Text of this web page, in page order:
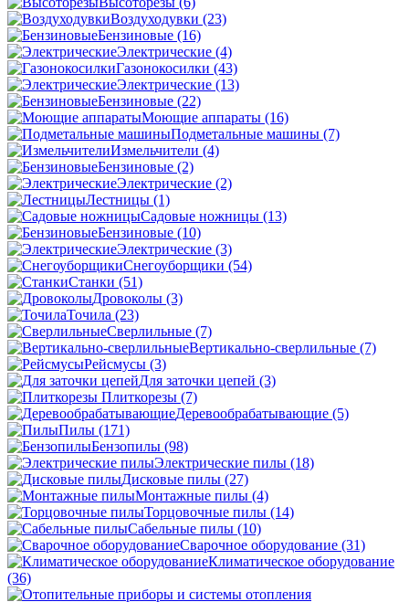
Воздуходувки (23)
Бензиновые (16)
Электрические (4)
Газонокосилки (43)
Электрические (13)
Бензиновые (22)
Моющие аппараты (16)
Подметальные машины (7)
Измельчители (4)
Бензиновые (2)
Электрические (2)
Лестницы (1)
Садовые ножницы (13)
Бензиновые (10)
Электрические (3)
Снегоуборщики (54)
Станки (51)
Дровоколы (3)
Точила (23)
Сверлильные (7)
Вертикально-сверлильные (7)
Рейсмусы (3)
Для заточки цепей (3)
Плиткорезы (7)
Деревообрабатывающие (5)
Пилы (171)
Бензопилы (98)
Электрические пилы (18)
Дисковые пилы (27)
Монтажные пилы (4)
Торцовочные пилы (14)
Сабельные пилы (10)
Сварочное оборудование (31)
Климатическое оборудование
(36)